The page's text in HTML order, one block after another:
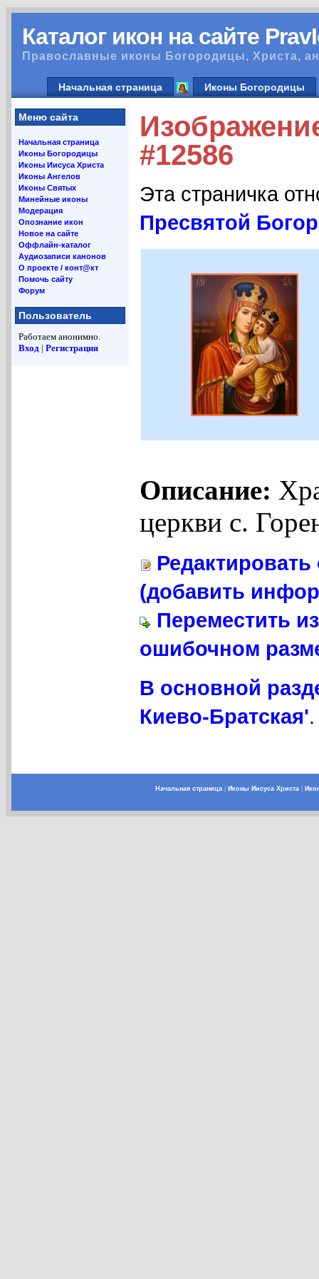
Каталог икон на сайте
Православные иконы Богородицы, Христа,
Начальная страница Иконы Богородицы
Меню сайта
Начальная страница
Иконы Богородицы
Иконы Иисуса Христа
Иконы Ангелов
Иконы Святых
Минейные иконы
Модерация
Опознание икон
Новое на сайте
Оффлайн-каталог
Аудиозаписи канонов
О проекте / конт@кт
Помочь сайту
Форум
Пользователь
Работаем анонимно.
Вход | Регистрация
#12586
Эта страничка
Пресвятой
Описание:
церкви с.
(добавить
Переместить
ошибочном
В основной
Киево-Братская'.
Начальная страница| Иконы Иисуса Христа|